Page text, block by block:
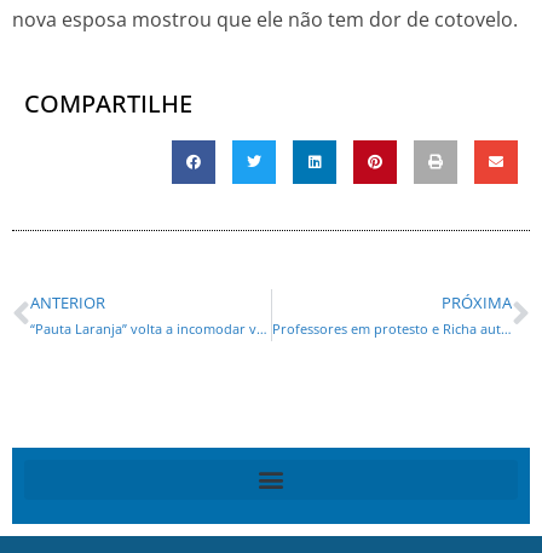
nova esposa mostrou que ele não tem dor de cotovelo.
COMPARTILHE
ANTERIOR
“Pauta Laranja” volta a incomodar vereadores de Curitiba
PRÓXIMA
Professores em protesto e Richa autoriza contratação de professores